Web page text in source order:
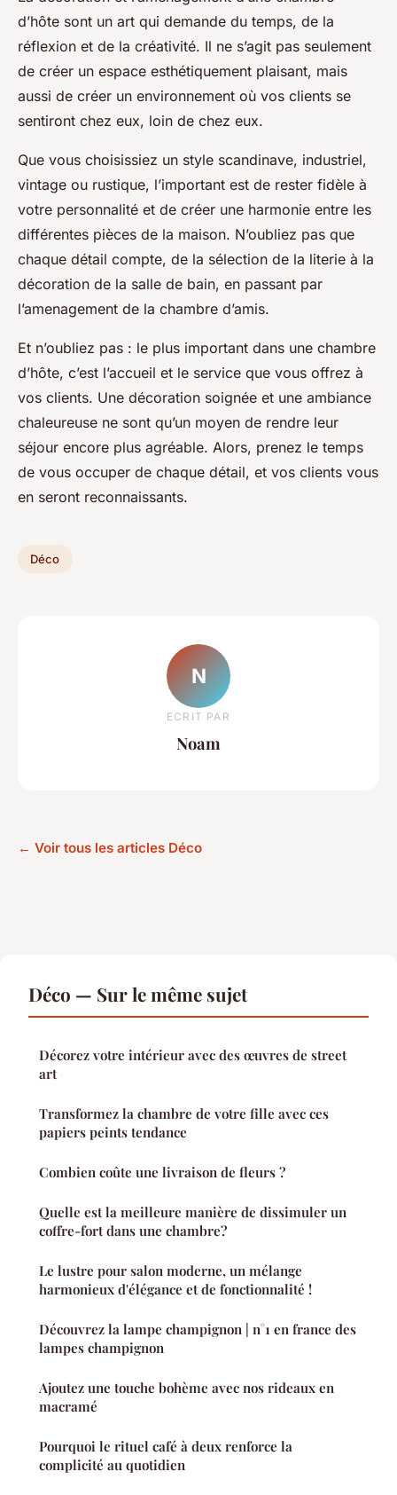
d’hôte sont un art qui demande du temps, de la
réflexion et de la créativité. Il ne s’agit pas seulement
de créer un espace esthétiquement plaisant, mais
aussi de créer un environnement où vos clients se
sentiront chez eux, loin de chez eux.
Que vous choisissiez un style scandinave, industriel,
vintage ou rustique, l’important est de rester fidèle à
votre personnalité et de créer une harmonie entre les
différentes pièces de la maison. N’oubliez pas que
chaque détail compte, de la sélection de la literie à la
décoration de la salle de bain, en passant par
l’amenagement de la chambre d’amis.
Et n’oubliez pas : le plus important dans une chambre
d’hôte, c’est l’accueil et le service que vous offrez à
vos clients. Une décoration soignée et une ambiance
chaleureuse ne sont qu’un moyen de rendre leur
séjour encore plus agréable. Alors, prenez le temps
de vous occuper de chaque détail, et vos clients vous
en seront reconnaissants.
Déco
N
ECRIT PAR
Noam
← Voir tous les articles Déco
Déco — Sur le même sujet
Décorez votre intérieur avec des œuvres de street
art
Transformez la chambre de votre fille avec ces
papiers peints tendance
Combien coûte une livraison de fleurs ?
Quelle est la meilleure manière de dissimuler un
coffre-fort dans une chambre?
Le lustre pour salon moderne, un mélange
harmonieux d'élégance et de fonctionnalité !
Découvrez la lampe champignon | n°1 en france des
lampes champignon
Ajoutez une touche bohème avec nos rideaux en
macramé
Pourquoi le rituel café à deux renforce la
complicité au quotidien